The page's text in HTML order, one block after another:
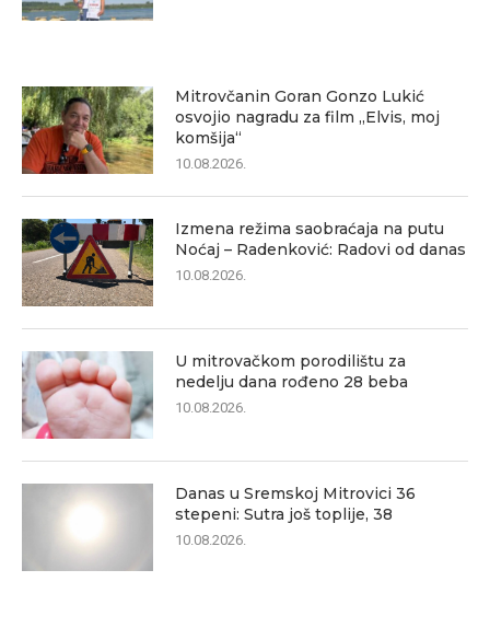
Mitrovčanin Goran Gonzo Lukić
osvojio nagradu za film „Elvis, moj
komšija“
10.08.2026.
Izmena režima saobraćaja na putu
Noćaj – Radenković: Radovi od danas
10.08.2026.
U mitrovačkom porodilištu za
nedelju dana rođeno 28 beba
10.08.2026.
Danas u Sremskoj Mitrovici 36
stepeni: Sutra još toplije, 38
10.08.2026.